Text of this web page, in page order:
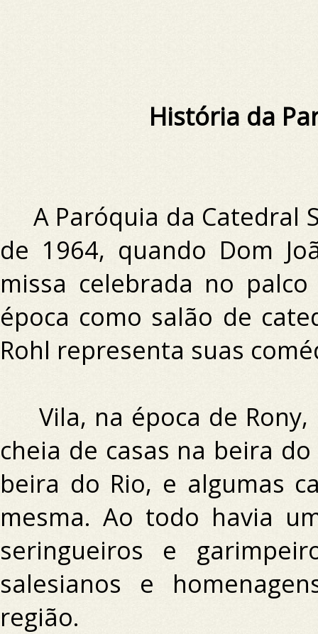
História da
A Paróquia da Catedral
de 1964, quando Dom
missa celebrada no
época como salão de
Rohl representa suas
Vila, na época de Rony,
cheia de casas na beira
beira do Rio, e algumas
mesma. Ao todo havia
seringueiros e
salesianos e
região.